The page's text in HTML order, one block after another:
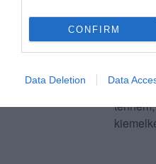
CONFIRM
Data Deletion Data
2011. Augusztus 1.
de